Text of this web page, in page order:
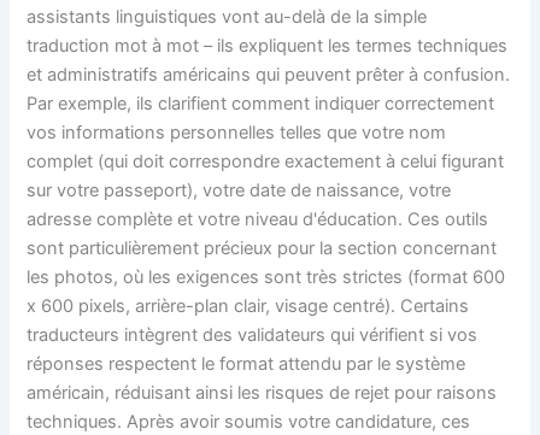
assistants linguistiques vont au-delà de la simple
traduction mot à mot – ils expliquent les termes techniques
et administratifs américains qui peuvent prêter à confusion.
Par exemple, ils clarifient comment indiquer correctement
vos informations personnelles telles que votre nom
complet (qui doit correspondre exactement à celui figurant
sur votre passeport), votre date de naissance, votre
adresse complète et votre niveau d'éducation. Ces outils
sont particulièrement précieux pour la section concernant
les photos, où les exigences sont très strictes (format 600
x 600 pixels, arrière-plan clair, visage centré). Certains
traducteurs intègrent des validateurs qui vérifient si vos
réponses respectent le format attendu par le système
américain, réduisant ainsi les risques de rejet pour raisons
techniques. Après avoir soumis votre candidature, ces